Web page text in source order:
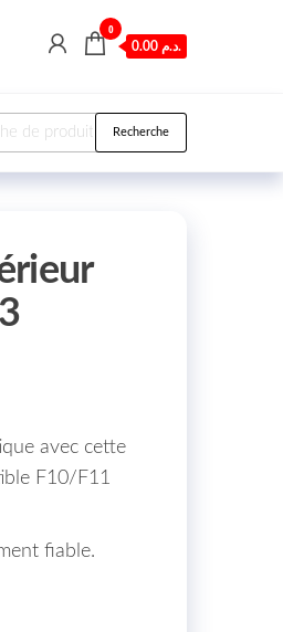
0
0.00 د.م.
pour : Recherche
avec cette
F10/F11
fiable.